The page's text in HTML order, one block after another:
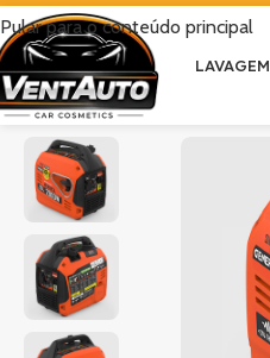
Pular para o conteúdo principal
LAVAGEM